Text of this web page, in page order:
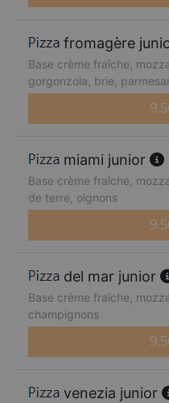
fromagère
Base crème fraîche,
gorgonzola, brie,
miami junior
Base crème fraîche,
de terre, oignons
del mar junior
Base crème fraîche,
champignons
venezia junior